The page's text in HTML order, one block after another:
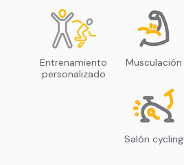
Entrenamiento
personalizado
Musculación
Salón cycling